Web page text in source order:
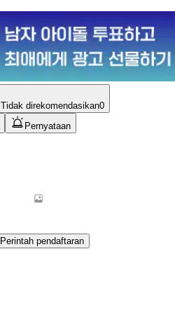
Tidak direkomendasikan0
Pernyataan
Perintah pendaftaran